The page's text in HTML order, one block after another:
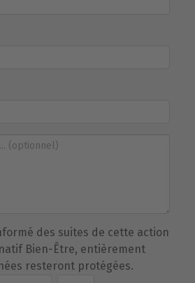
des suites de cette action
Bien-Être, entièrement
resteront protégées.